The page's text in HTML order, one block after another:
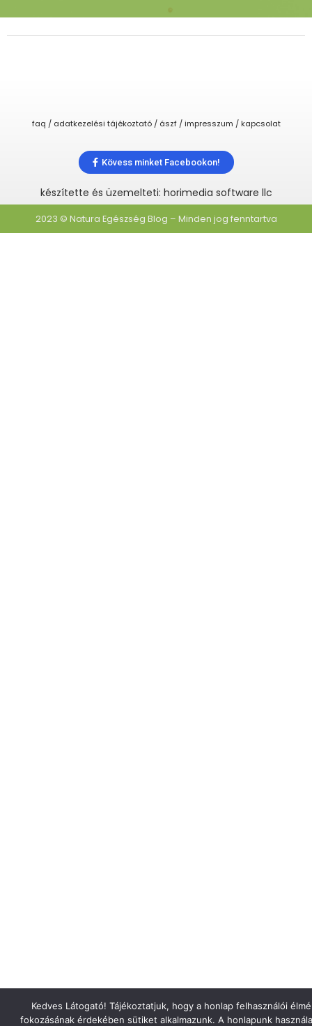
faq / adatkezelési tájékoztató / ászf / impresszum / kapcsolat
Kövess minket Facebookon!
készítette és üzemelteti: horimedia software llc
2023 © Natura Egészség Blog – Minden jog fenntartva
Kedves Látogató! Tájékoztatjuk, hogy a honlap felhasználói
fokozásának érdekében sütiket alkalmazunk. A honlapunk